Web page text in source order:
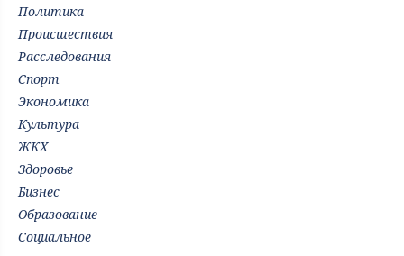
Политика
Происшествия
Расследования
Спорт
Экономика
Культура
ЖКХ
Здоровье
Бизнес
Образование
Социальное